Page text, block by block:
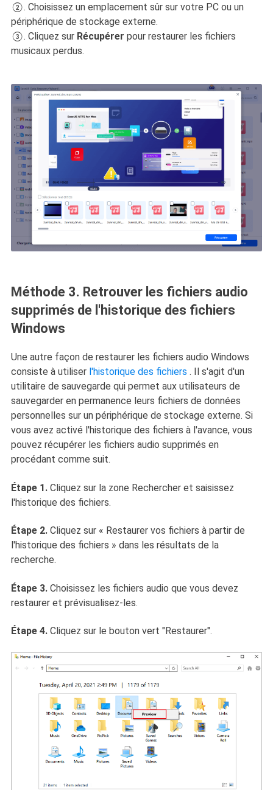
②. Choisissez un emplacement sûr sur votre PC ou un
périphérique de stockage externe.
③. Cliquez sur Récupérer pour restaurer les fichiers
musicaux perdus.
Méthode 3. Retrouver les fichiers audio
supprimés de l'historique des fichiers
Windows
Une autre façon de restaurer les fichiers audio Windows
consiste à utiliser l'historique des fichiers . Il s'agit d'un
utilitaire de sauvegarde qui permet aux utilisateurs de
sauvegarder en permanence leurs fichiers de données
personnelles sur un périphérique de stockage externe. Si
vous avez activé l'historique des fichiers à l'avance, vous
pouvez récupérer les fichiers audio supprimés en
procédant comme suit.
Étape 1.Cliquez sur la zone Rechercher et saisissez
l'historique des fichiers.
Étape 2.Cliquez sur « Restaurer vos fichiers à partir de
l'historique des fichiers » dans les résultats de la
recherche.
Étape 3.Choisissez les fichiers audio que vous devez
restaurer et prévisualisez-les.
Étape 4.Cliquez sur le bouton vert "Restaurer".